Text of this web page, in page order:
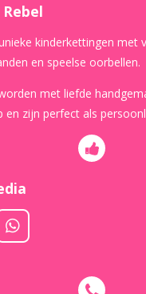
kinderkettingen met
en speelse oorbellen.
met liefde
en zijn perfect als
W
h